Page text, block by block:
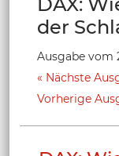
der
Ausgabe vom
Nächste
Vorherige